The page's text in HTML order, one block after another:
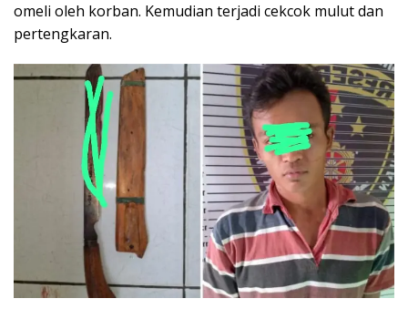
omeli oleh korban. Kemudian terjadi cekcok mulut dan
pertengkaran.